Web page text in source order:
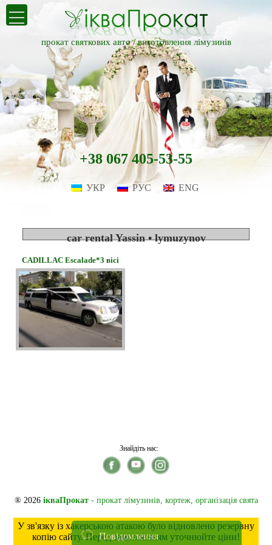
прокат святкових авто /виготовлення лімузинів
+38 067 405-53-55
УКР РУС ENG
car rental Yassin • lymuzynov
CADILLAC Escalade*3 вісі
Знайдіть нас:
® 2026 ікваПрокат- прокат лімузинів, кортеж, організація свята
У зв'язку із хакерською атакою було відновлено резервну
копію сайту. Перед замовленням уточнюйте ціни!
Повідомлення